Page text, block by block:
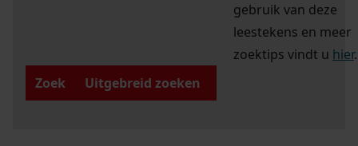
gebruik van deze
leestekens en meer
zoektips vindt u hier.
Zoek
Uitgebreid zoeken